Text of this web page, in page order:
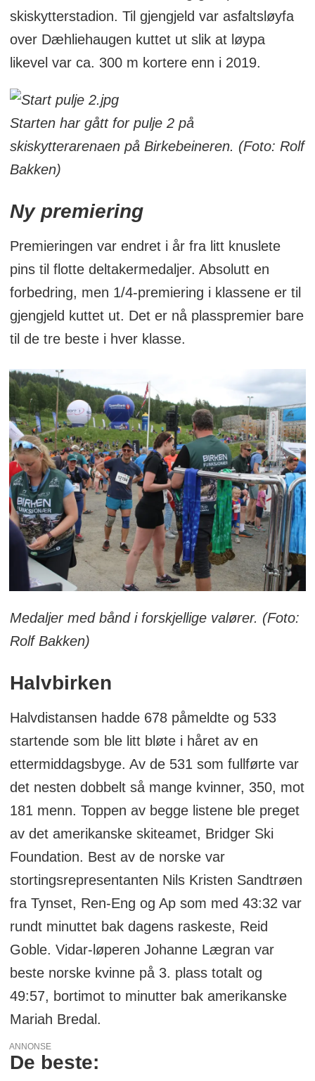
skiskytterstadion. Til gjengjeld var asfaltsløyfa
over Dæhliehaugen kuttet ut slik at løypa
likevel var ca. 300 m kortere enn i 2019.
Starten har gått for pulje 2 på
skiskytterarenaen på Birkebeineren. (Foto: Rolf
Bakken)
Ny premiering
Premieringen var endret i år fra litt knuslete
pins til flotte deltakermedaljer. Absolutt en
forbedring, men 1/4-premiering i klassene er til
gjengjeld kuttet ut. Det er nå plasspremier bare
til de tre beste i hver klasse.
Medaljer med bånd i forskjellige valører. (Foto:
Rolf Bakken)
Halvbirken
Halvdistansen hadde 678 påmeldte og 533
startende som ble litt bløte i håret av en
ettermiddagsbyge. Av de 531 som fullførte var
det nesten dobbelt så mange kvinner, 350, mot
181 menn. Toppen av begge listene ble preget
av det amerikanske skiteamet, Bridger Ski
Foundation. Best av de norske var
stortingsrepresentanten Nils Kristen Sandtrøen
fra Tynset, Ren-Eng og Ap som med 43:32 var
rundt minuttet bak dagens raskeste, Reid
Goble. Vidar-løperen Johanne Lægran var
beste norske kvinne på 3. plass totalt og
49:57, bortimot to minutter bak amerikanske
Mariah Bredal.
ANNONSE
De beste: